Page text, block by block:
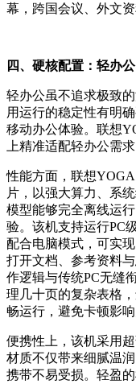
幕，跨国会议、外文资
四、 硬核配置：轻办
轻办公虽不追求极致
用运行的稳定性有明
移动办公体验。联想
上精准适配轻办公需
性能方面，联想YOGA
片，以强大算力、系
模型能够完全离线运
验。该机支持运行PC
配合电脑模式，可实
打开文档、参考资料
作逻辑与传统PC无缝
理几十页的复杂表格
畅运行，避免卡顿影响
便携性上，该机采用
材质不仅带来细腻温
携带不易受损。轻盈